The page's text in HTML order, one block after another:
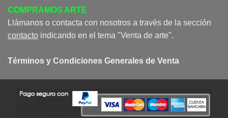
COMPRAMOS ARTE
Llámanos o contacta con nosotros a través de la sección
contacto indicando en el tema "Venta de arte".
Términos y Condiciones Generales de Venta